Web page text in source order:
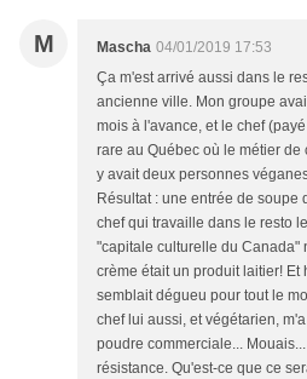
M Mascha 04/01/2019 17:53
Ça m'est arrivé aussi dans le
ancienne ville. Mon groupe
mois à l'avance, et le chef
rare au Québec où le métier de
y avait deux personnes
Résultat : une entrée de soupe
chef qui travaille dans le resto
"capitale culturelle du Canada"
crème était un produit laitier! Et
semblait dégueu pour tout le
chef lui aussi, et végétarien,
poudre commerciale...
résistance. Qu'est-ce que ce